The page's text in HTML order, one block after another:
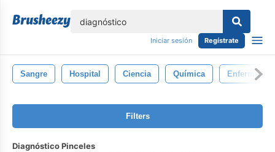
Iniciar sesión Regístrate
Sangre Hospital Ciencia Química Enfermedad
Filters
Diagnóstico Pinceles